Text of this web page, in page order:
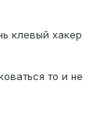
клевый хакер
то и не